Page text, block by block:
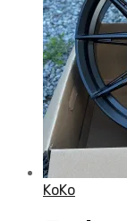
KoKo